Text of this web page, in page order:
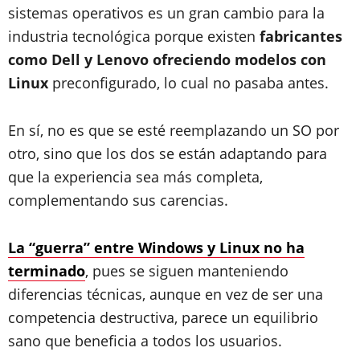
sistemas operativos es un gran cambio para la
industria tecnológica porque existen fabricantes
como Dell y Lenovo ofreciendo modelos con
Linux preconfigurado, lo cual no pasaba antes.
En sí, no es que se esté reemplazando un SO por
otro, sino que los dos se están adaptando para
que la experiencia sea más completa,
complementando sus carencias.
La “guerra” entre Windows y Linux no ha
terminado, pues se siguen manteniendo
diferencias técnicas, aunque en vez de ser una
competencia destructiva, parece un equilibrio
sano que beneficia a todos los usuarios.